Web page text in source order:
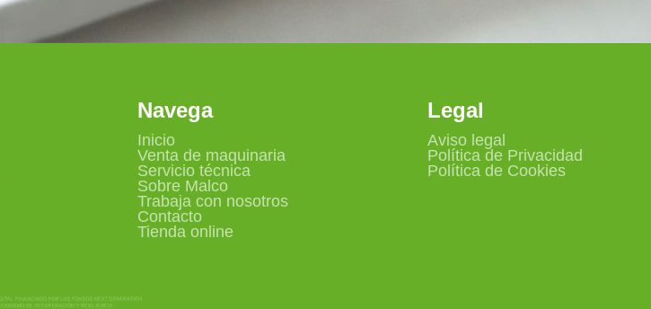
Navega
Inicio
Venta de maquinaria
Servicio técnica
Sobre Malco
Trabaja con nosotros
Contacto
Tienda online
Legal
Aviso legal
Política de Privacidad
Política de Cookies